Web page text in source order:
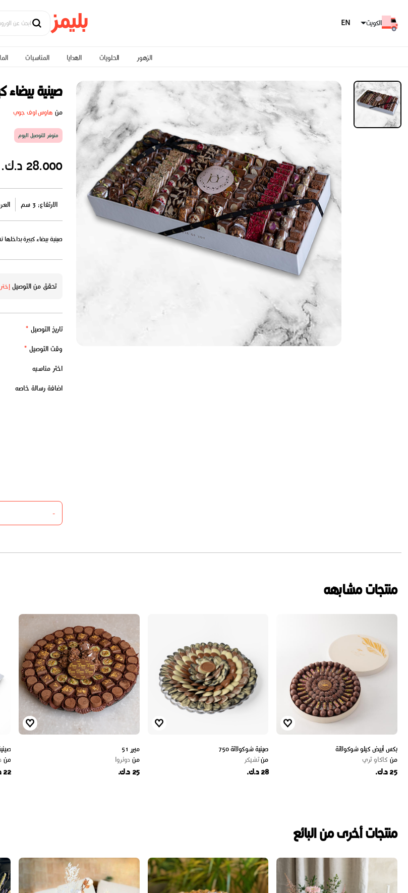
الكويت
الزهور الحلويات الهدايا المناسبات
صينية بيضاء
من هاوس اوف جوي
متوفر للتوصيل اليوم
28.000 د.ك.
الارتفاع: 3 سم
صينية بيضاء كبيرة بداخلها
تحقق من التوصيل
تاريخ التوصيل *
وقت التوصيل *
اختر مناسبه
اضافة رسالة خاصه
-
منتجات مشابهه
بكس أبيض كيلو شوكولاتة
من كاكاو تري
25 د.ك.
صينية شوكولاتة 750
منتشيكر
28 د.ك.
ميرر 51
مندونروا
25 د.ك.
من
22 د.ك.
منتجات أخرى من البائع